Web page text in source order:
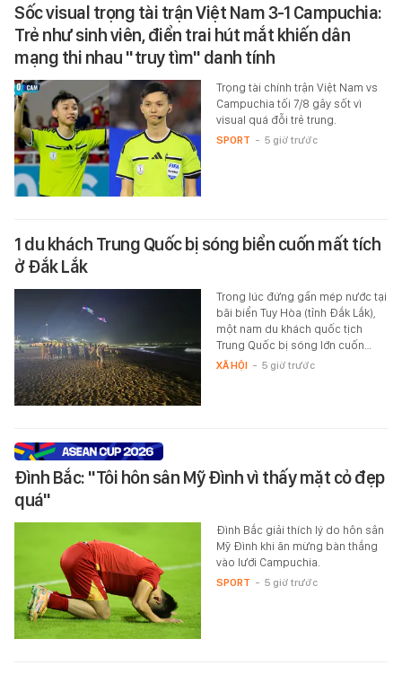
Sốc visual trọng tài trận Việt Nam 3-1 Campuchia:
Trẻ như sinh viên, điển trai hút mắt khiến dân
mạng thi nhau "truy tìm" danh tính
Trọng tài chính trận Việt Nam vs
Campuchia tối 7/8 gây sốt vì
visual quá đỗi trẻ trung.
SPORT - 5 giờ trước
1 du khách Trung Quốc bị sóng biển cuốn mất tích
ở Đắk Lắk
Trong lúc đứng gần mép nước tại
bãi biển Tuy Hòa (tỉnh Đắk Lắk),
một nam du khách quốc tịch
Trung Quốc bị sóng lớn cuốn…
XÃ HỘI - 5 giờ trước
Đình Bắc: "Tôi hôn sân Mỹ Đình vì thấy mặt cỏ đẹp
quá"
Đình Bắc giải thích lý do hôn sân
Mỹ Đình khi ăn mừng bàn thắng
vào lưới Campuchia.
SPORT - 5 giờ trước